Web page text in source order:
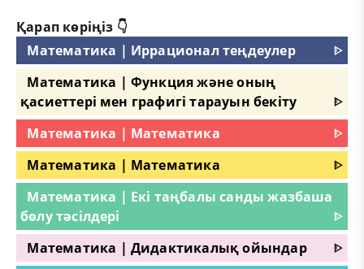
Қарап көріңіз 👇
Математика | Иррационал теңдеулер
ᐈ
Математика | Функция және оның
қасиеттері мен графигі тарауын бекіту
ᐈ
Математика | Математика
ᐈ
Математика | Математика
ᐈ
Математика | Екі таңбалы санды жазбаша
бөлу тәсілдері
ᐈ
Математика | Дидактикалық ойындар
ᐈ